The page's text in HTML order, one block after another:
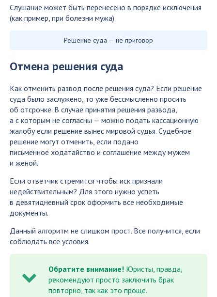
Слушание может быть перенесено в порядке исключения
(как пример, при болезни мужа).
Решение суда — не приговор
Отмена решения суда
Как отменить развод после решения суда? Если решение
суда было заслужено, то уже бессмысленно просить
об отсрочке. В случае принятия решения развода,
а с которым не согласны — можно подать кассационную
жалобу если решение вынес мировой судья. Судебное
решение могут отменить, если подано
письменное ходатайство и соглашение между мужем
и женой.
Если ответчик стремится чтобы иск признали
недействительным? Для этого нужно успеть
в девятидневный срок оформить все необходимые
документы.
Данный алгоритм не слишком прост. Все получится, если
соблюдать все условия.
Обратите внимание! Юристы, правда,
рекомендуют просто заключить брак
повторно, так как это проще.